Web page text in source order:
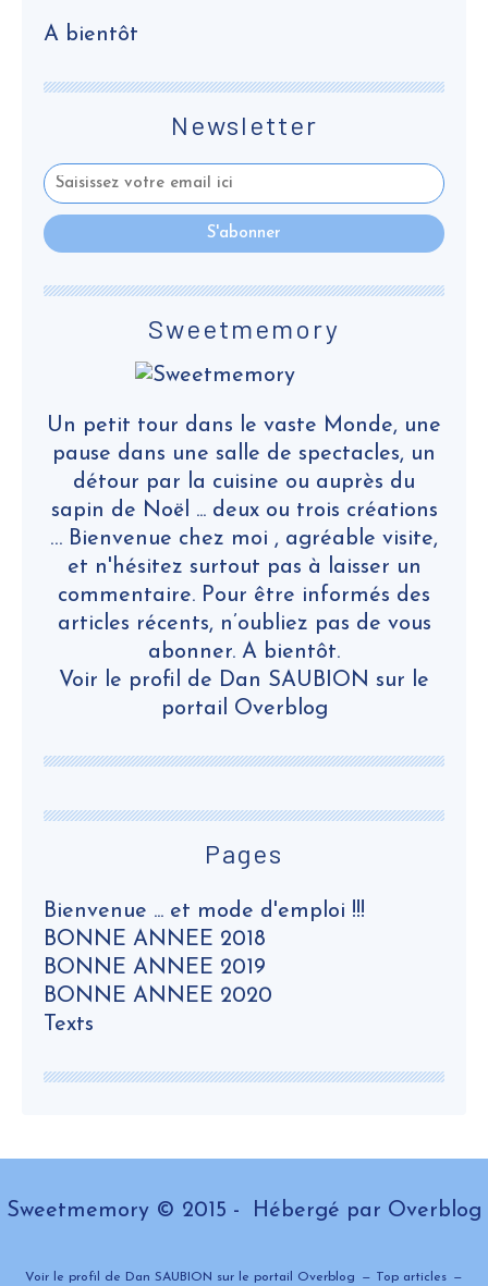
Newsletter
Pages
Bienvenue ... et mode d'emploi !!!
BONNE ANNEE 2018
BONNE ANNEE 2019
BONNE ANNEE 2020
Texts
Sweetmemory
Un petit tour dans le vaste Monde, une
pause dans une salle de spectacles, un
détour par la cuisine ou auprès du
sapin de Noël ... deux ou trois créations
… Bienvenue chez moi , agréable visite,
et n'hésitez surtout pas à laisser un
commentaire. Pour être informés des
articles récents, n’oubliez pas de vous
abonner. A bientôt.
Voir le profil de Dan SAUBION sur le
portail Overblog
A bientôt
Sweetmemory © 2015 - Hébergé par Overblog
Voir le profil de Dan SAUBION sur le portail Overblog Top articles